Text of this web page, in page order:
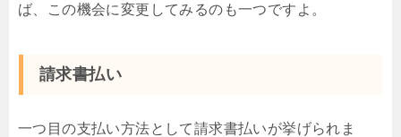
ば、この機会に変更してみるのも一つですよ。
請求書払い
一つ目の支払い方法として請求書払いが挙げられま